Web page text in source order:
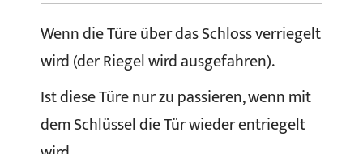
Wenn die Türe über das Schloss verriegelt
wird (der Riegel wird ausgefahren).
Ist diese Türe nur zu passieren, wenn mit
dem Schlüssel die Tür wieder entriegelt